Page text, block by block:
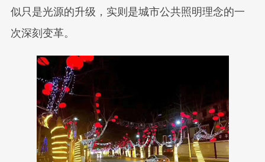
似只是光源的升级，实则是城市公共照明理念的一
次深刻变革。